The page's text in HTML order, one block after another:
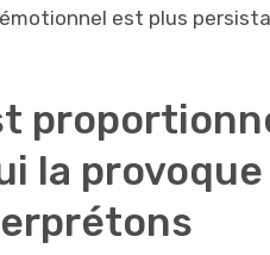
est plus
la